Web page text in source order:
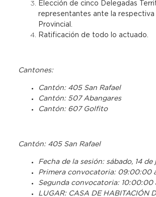
Elección de cinco Delegadas
representantes ante la respectiva
Provincial.
Ratificación de todo lo actuado.
Cantones:
Cantón: 405 San Rafael
Cantón: 507 Abangares
Cantón: 607 Golfito
Cantón: 405 San Rafael
Fecha de la sesión: sábado, 14
Primera convocatoria: 09:00:00
Segunda convocatoria: 10:00:00
LUGAR: CASA DE HABITACIÓN